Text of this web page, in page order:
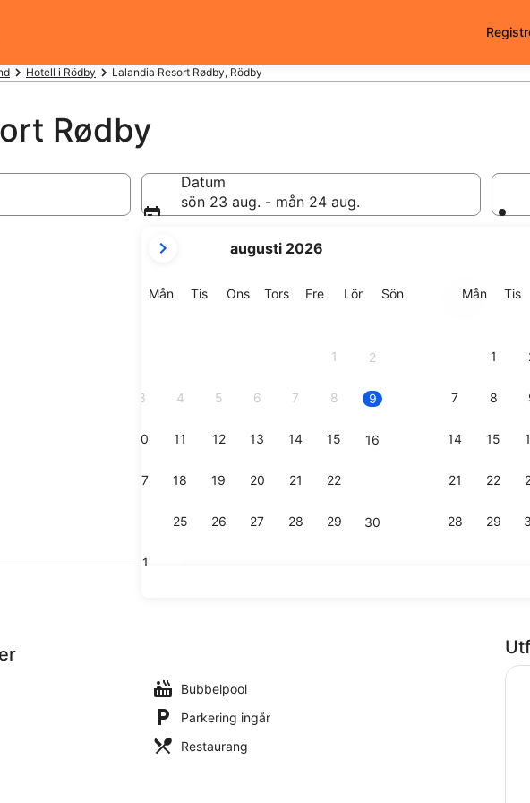
Hotell i Rödby Lalandia Resort Rødby, Rödby
Rødby
Datum
sön 23 aug. - mån 24 aug.
nuvarande
är
augusti 2026
MånMåndag
TisTisdag
OnsOnsdag
TorsTorsdag
FreFredag
LörLördag
SönSöndag
1 2
3 4 5 6 7 8 9
10 11 12 13 14 15 16
17 18 19 20 21 22
25 26 27 28 29 30
31
MånMåndag
Tis
1
7 8
14 15
21 22
28 29
Bubbelpool
Parkering ingår
Restaurang